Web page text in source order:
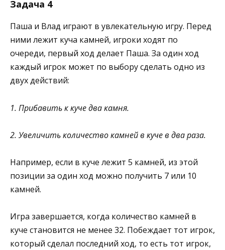
Задача 4
Паша и Влад играют в увлекательную игру. Перед
ними лежит куча камней, игроки ходят по
очереди, первый ход делает Паша. За один ход
каждый игрок может по выбору сделать одно из
двух действий:
1. Прибавить к куче два камня.
2. Увеличить количество камней в куче в два раза.
Например, если в куче лежит 5 камней, из этой
позиции за один ход можно получить 7 или 10
камней.
Игра завершается, когда количество камней в
куче становится не менее 32. Побеждает тот игрок,
который сделал последний ход, то есть тот игрок,